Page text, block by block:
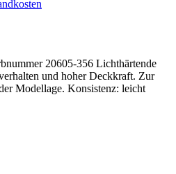
20605-356 Lichthärtende
und hoher Deckkraft. Zur
Modellage. Konsistenz: leicht